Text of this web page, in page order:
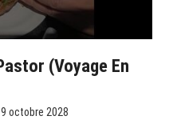
(Voyage En
octobre 2028